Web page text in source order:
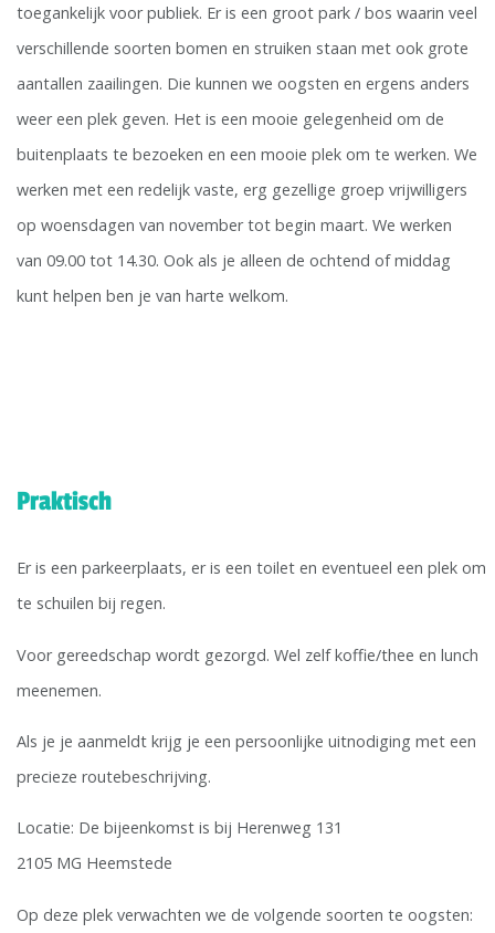
toegankelijk voor publiek. Er is een groot park / bos waarin veel
verschillende soorten bomen en struiken staan met ook grote
aantallen zaailingen. Die kunnen we oogsten en ergens anders
weer een plek geven. Het is een mooie gelegenheid om de
buitenplaats te bezoeken en een mooie plek om te werken. We
werken met een redelijk vaste, erg gezellige groep vrijwilligers
op woensdagen van november tot begin maart. We werken
van 09.00 tot 14.30. Ook als je alleen de ochtend of middag
kunt helpen ben je van harte welkom.
Praktisch
Er is een parkeerplaats, er is een toilet en eventueel een plek om
te schuilen bij regen.
Voor gereedschap wordt gezorgd. Wel zelf koffie/thee en lunch
meenemen.
Als je je aanmeldt krijg je een persoonlijke uitnodiging met een
precieze routebeschrijving.
Locatie: De bijeenkomst is bij Herenweg 131
2105 MG Heemstede
Op deze plek verwachten we de volgende soorten te oogsten: